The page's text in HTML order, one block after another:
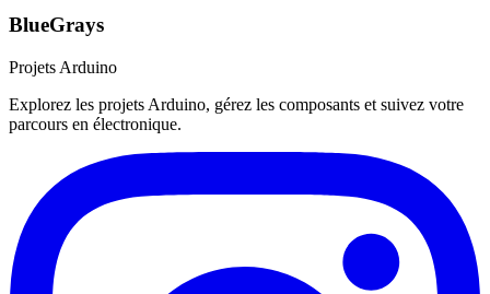
BlueGrays
Projets Arduino
Explorez les projets Arduino, gérez les composants et suivez votre
parcours en électronique.